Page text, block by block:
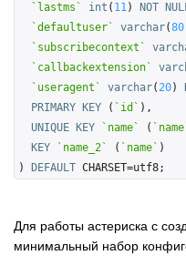
`lastms`
int ( 11) NOT
`defaultuser`
varchar(80
`subscribecontext`
`callbackextension`
`useragent`
varchar( 20)
PRIMARY
KEY ( `id` ),
UNIQUE
KEY `name` (
KEY
`name_2` ( `name` )
)
DEFAULT CHARSET=utf8;
Для работы астериска с
минимальный набор